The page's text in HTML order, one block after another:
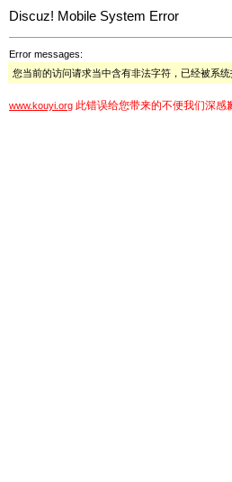
Discuz! Mobile System Error
Error messages:
您当前的访问请求当中含有非法字符，已经被系统
www.kouyi.org 此错误给您带来的不便我们深感